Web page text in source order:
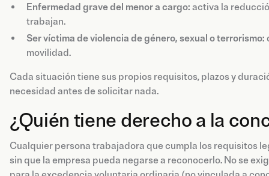
Enfermedad grave del menor a cargo: activa la
trabajan.
Ser víctima de violencia de género, sexual o terrorismo:
movilidad.
Cada situación tiene sus propios requisitos, plazos y
necesidad antes de solicitar nada.
¿Quién tiene derecho a la
Cualquier persona trabajadora que cumpla los requisitos
sin que la empresa pueda negarse a reconocerlo. No se